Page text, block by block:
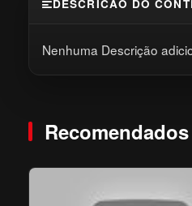
DESCRICAO DO
Nenhuma Descrição